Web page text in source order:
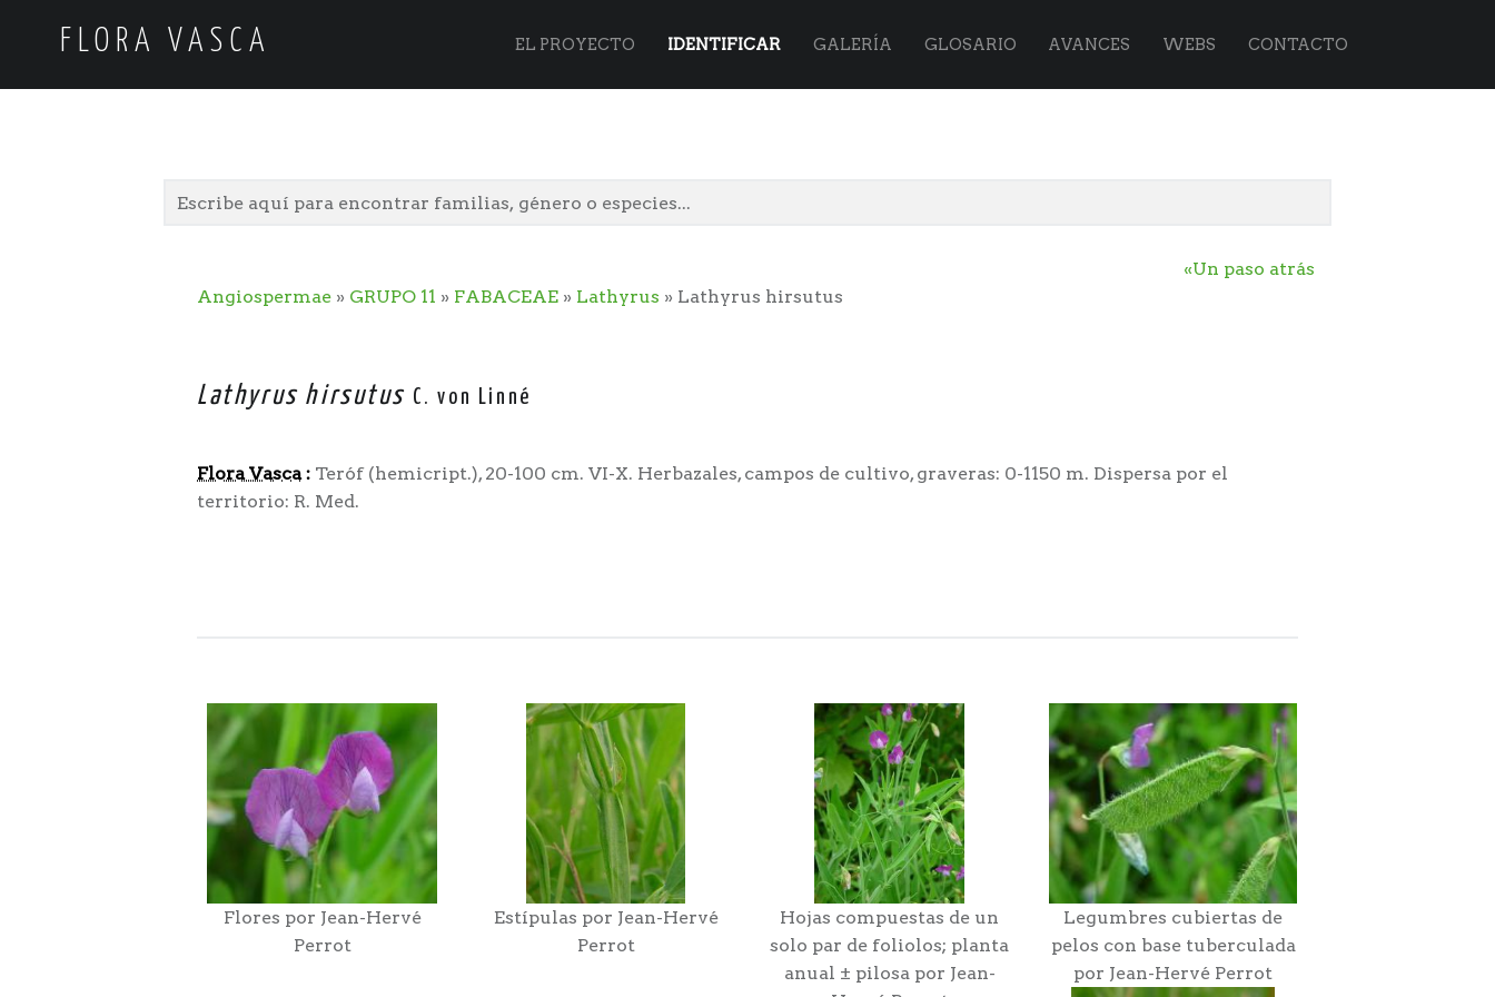
FLORA VASCA Flora
navigation
Skip
EL PROYECTO IDENTIFICAR GALERÍA GLOSARIO AVANCES WEBS CONTACTO
«Un paso atrás
Angiospermae » GRUPO 11 » FABACEAE » Lathyrus » Lathyrus hirsutus
Lathyrus hirsutus C. von Linné
Flora Vasca: Teróf (hemicript.), 20-100 cm. VI-X. Herbazales, campos de cultivo, graveras: 0-1150 m. Dispersa por el
territorio: R. Med.
Flores por Jean-Hervé
Perrot
Estípulas por Jean-Hervé
Perrot
Hojas compuestas de un
solo par de foliolos; planta
anual ± pilosa por Jean-
Legumbres cubiertas de
pelos con base tuberculada
por Jean-Hervé Perrot